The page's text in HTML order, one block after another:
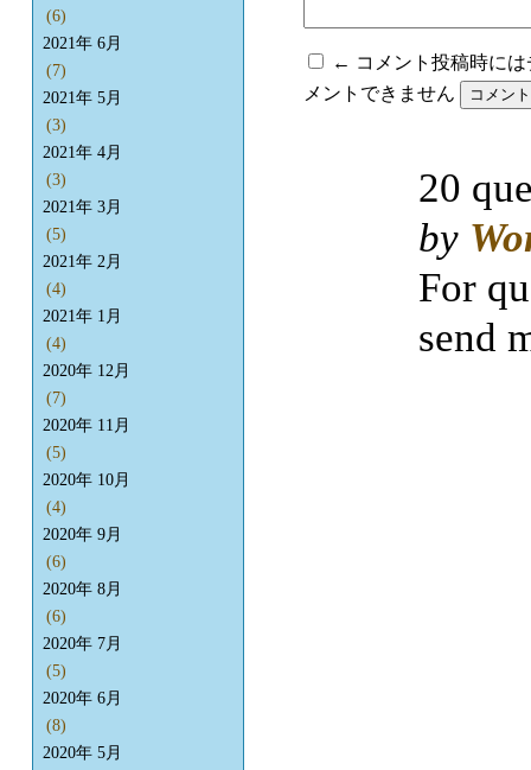
← コメント投稿時に
メントできません
(6)
2021年 6月
(7)
2021年 5月
(3)
2021年 4月
(3)
2021年 3月
(5)
2021年 2月
(4)
2021年 1月
(4)
2020年 12月
(7)
2020年 11月
(5)
2020年 10月
(4)
2020年 9月
(6)
2020年 8月
(6)
2020年 7月
(5)
2020年 6月
(8)
2020年 5月
20
by
For
send